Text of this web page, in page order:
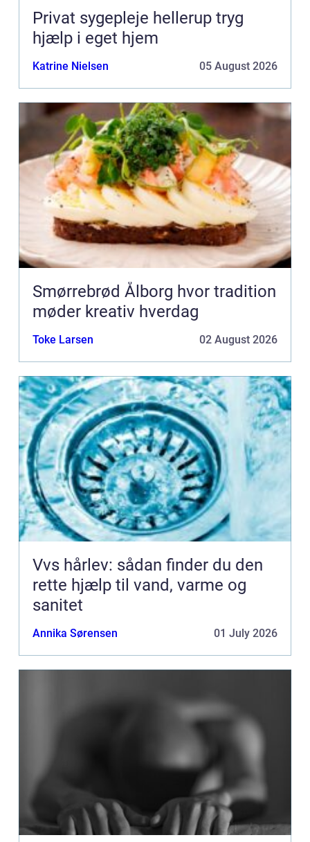
Privat sygepleje hellerup tryg
hjælp i eget hjem
Katrine Nielsen 05 August 2026
Smørrebrød Ålborg hvor tradition
møder kreativ hverdag
Toke Larsen 02 August 2026
Vvs hårlev: sådan finder du den
rette hjælp til vand, varme og
sanitet
Annika Sørensen 01 July 2026